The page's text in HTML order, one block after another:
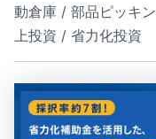
動倉庫 / 部品ピッキ
上投資 / 省力化投資